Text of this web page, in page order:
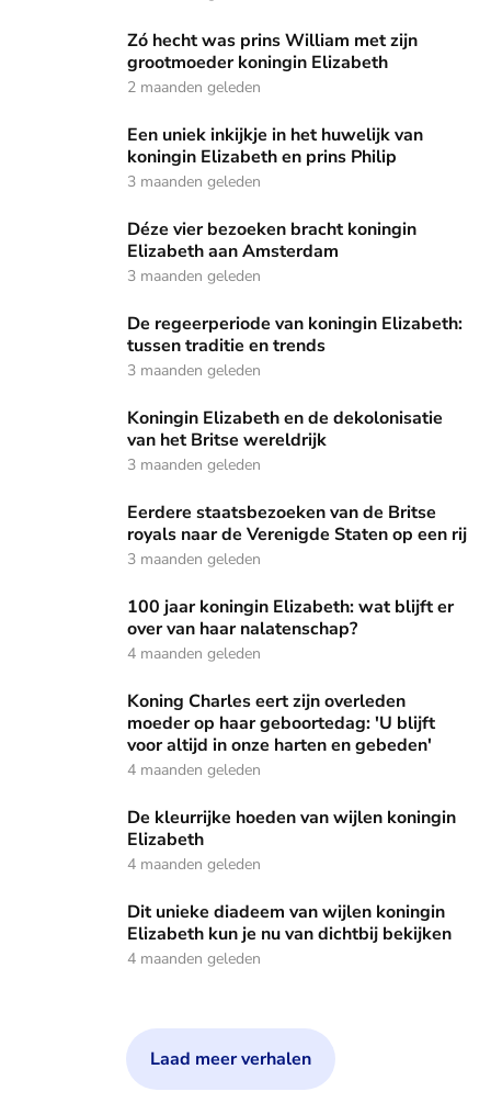
Zó hecht was prins William met zijn grootmoeder koningin
Zó hecht was prins William met zijn
grootmoeder koningin Elizabeth
2 maanden geleden
Een uniek inkijkje in het huwelijk van koningin Elizabeth en
Een uniek inkijkje in het huwelijk van
koningin Elizabeth en prins Philip
3 maanden geleden
Déze vier bezoeken bracht koningin Elizabeth aan
Déze vier bezoeken bracht koningin
Elizabeth aan Amsterdam
3 maanden geleden
De regeerperiode van koningin Elizabeth: tussen traditie
De regeerperiode van koningin Elizabeth:
tussen traditie en trends
3 maanden geleden
Koningin Elizabeth en de dekolonisatie van het Britse
Koningin Elizabeth en de dekolonisatie
van het Britse wereldrijk
3 maanden geleden
Eerdere staatsbezoeken van de Britse royals naar de
Eerdere staatsbezoeken van de Britse
royals naar de Verenigde Staten op een rij
3 maanden geleden
100 jaar koningin Elizabeth: wat blijft er over van haar
100 jaar koningin Elizabeth: wat blijft er
over van haar nalatenschap?
4 maanden geleden
Koning Charles eert zijn overleden moeder op haar
Koning Charles eert zijn overleden
moeder op haar geboortedag: 'U blijft
voor altijd in onze harten en gebeden'
4 maanden geleden
De kleurrijke hoeden van wijlen koningin Elizabeth
De kleurrijke hoeden van wijlen koningin
Elizabeth
4 maanden geleden
Dit unieke diadeem van wijlen koningin Elizabeth kun je nu
Dit unieke diadeem van wijlen koningin
Elizabeth kun je nu van dichtbij bekijken
4 maanden geleden
Laad meer verhalen